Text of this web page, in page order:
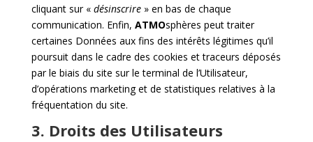
cliquant sur « désinscrire» en bas de chaque
communication. Enfin, ATMOsphères peut traiter
certaines Données aux fins des intérêts légitimes qu’il
poursuit dans le cadre des cookies et traceurs déposés
par le biais du site sur le terminal de l’Utilisateur,
d’opérations marketing et de statistiques relatives à la
fréquentation du site.
3. Droits des Utilisateurs